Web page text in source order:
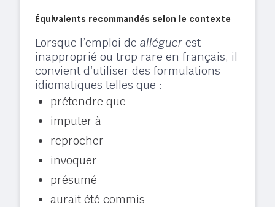
Équivalents recommandés selon le contexte
Lorsque l’emploi dealléguer est
inapproprié ou trop rare en français, il
convient d’utiliser des formulations
idiomatiques telles que :
prétendre que
imputer à
reprocher
invoquer
présumé
aurait été commis